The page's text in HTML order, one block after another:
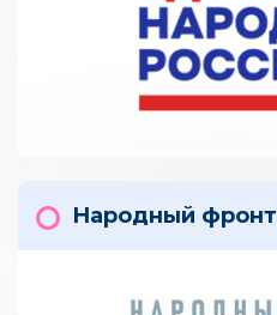
Народный фронт